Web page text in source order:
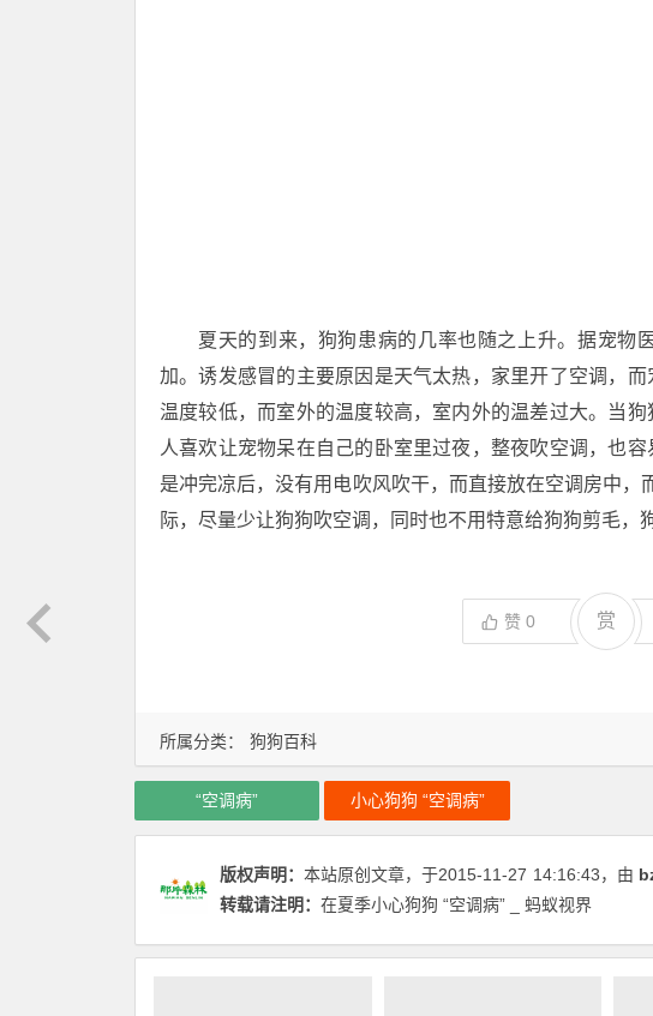
所属分类： 狗狗百科
夏天的到来，狗狗患病的几率也随之上升。据宠物
加。诱发感冒的主要原因是天气太热，家里开了空调，
温度较低，而室外的温度较高，室内外的温差过大。当
人喜欢让宠物呆在自己的卧室里过夜，整夜吹空调，也
是冲完凉后，没有用电吹风吹干，而直接放在空调房中，
际，尽量少让狗狗吹空调，同时也不用特意给狗狗剪毛，
赞 0 赏
“空调病” 小心狗狗 “空调病”
版权声明： 本站原创文章，于2015-11-27 14:16:43，由
转载请注明： 在夏季小心狗狗 “空调病” _ 蚂蚁视界